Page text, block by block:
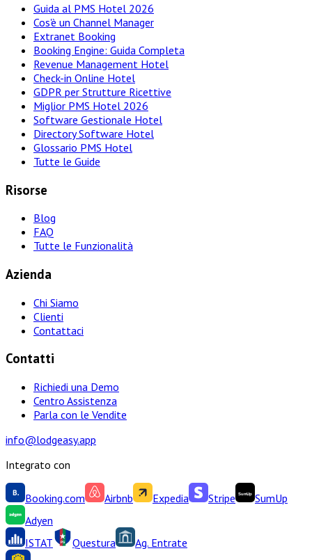
Guida al PMS Hotel 2026
Cos'è un Channel Manager
Extranet Booking
Booking Engine: Guida Completa
Revenue Management Hotel
Check-in Online Hotel
GDPR per Strutture Ricettive
Miglior PMS Hotel 2026
Software Gestionale Hotel
Directory Software Hotel
Glossario PMS Hotel
Tutte le Guide
Risorse
Blog
FAQ
Tutte le Funzionalità
Azienda
Chi Siamo
Clienti
Contattaci
Contatti
Richiedi una Demo
Centro Assistenza
Parla con le Vendite
info@lodgeasy.app
Integrato con
Booking.com Airbnb Expedia Stripe
SumUp
Adyen
ISTAT
Questura Ag. Entrate